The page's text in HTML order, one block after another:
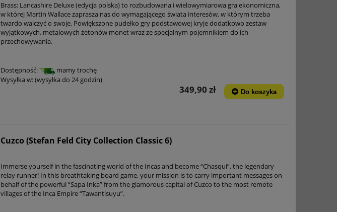
Brass: Lancashire Deluxe (edycja polska) to rozbudowana i wielowymiarowa gra ekonomiczna,
w której Martin Wallace zaprasza nas do wymagającego świata interesów, w którym trzeba
twardo walczyć o swoje. Powiększone pudełko gry podstawowej kryje dodatkowo zestaw
wyjątkowych, metalowych żetonów monet wraz ze specjalnym pojemnikiem do ich
przechowywania.
Dostępność:
mamy trochę
Wysyłka w:(wysyłka do 24 godzin)
349,90 zł Do koszyka
Cuzco (Stefan Feld City Collection Classic 6)
Immerse yourself in the fascinating world of the Incas and become “Chasqui”, the legendary
relay runner! In this breathtaking board game, your mission is to carry important messages on
behalf of the powerful “Sapa Inka” from the glamorous capital of Cuzco to the most remote
villages of the Inca Empire “Tawantisuyu”.